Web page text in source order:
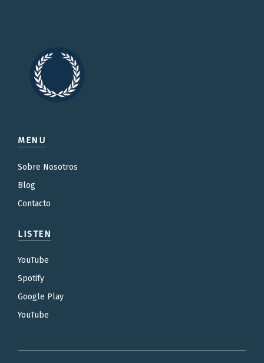
MENU
Sobre Nosotros
Blog
Contacto
LISTEN
YouTube
Spotify
Google Play
YouTube